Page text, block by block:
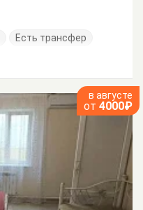
Есть трансфер
в августе
от 4000₽